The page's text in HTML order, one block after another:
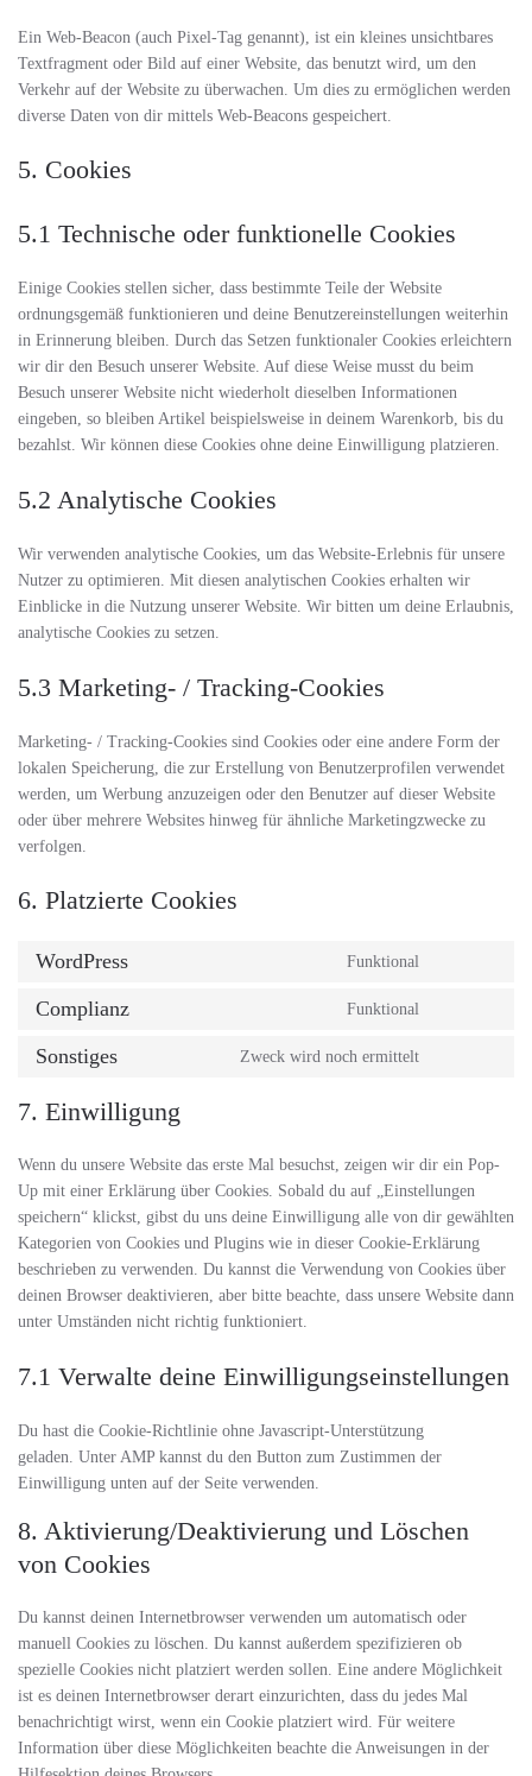
Ein Web-Beacon (auch Pixel-Tag genannt), ist ein kleines unsichtbares
Textfragment oder Bild auf einer Website, das benutzt wird, um den
Verkehr auf der Website zu überwachen. Um dies zu ermöglichen werden
diverse Daten von dir mittels Web-Beacons gespeichert.
5. Cookies
5.1 Technische oder funktionelle Cookies
Einige Cookies stellen sicher, dass bestimmte Teile der Website
ordnungsgemäß funktionieren und deine Benutzereinstellungen weiterhin
in Erinnerung bleiben. Durch das Setzen funktionaler Cookies erleichtern
wir dir den Besuch unserer Website. Auf diese Weise musst du beim
Besuch unserer Website nicht wiederholt dieselben Informationen
eingeben, so bleiben Artikel beispielsweise in deinem Warenkorb, bis du
bezahlst. Wir können diese Cookies ohne deine Einwilligung platzieren.
5.2 Analytische Cookies
Wir verwenden analytische Cookies, um das Website-Erlebnis für unsere
Nutzer zu optimieren. Mit diesen analytischen Cookies erhalten wir
Einblicke in die Nutzung unserer Website. Wir bitten um deine Erlaubnis,
analytische Cookies zu setzen.
5.3 Marketing- / Tracking-Cookies
Marketing- / Tracking-Cookies sind Cookies oder eine andere Form der
lokalen Speicherung, die zur Erstellung von Benutzerprofilen verwendet
werden, um Werbung anzuzeigen oder den Benutzer auf dieser Website
oder über mehrere Websites hinweg für ähnliche Marketingzwecke zu
verfolgen.
6. Platzierte Cookies
WordPress Funktional
Complianz Funktional
Sonstiges Zweck wird noch ermittelt
7. Einwilligung
Wenn du unsere Website das erste Mal besuchst, zeigen wir dir ein Pop-
Up mit einer Erklärung über Cookies. Sobald du auf „Einstellungen
speichern“ klickst, gibst du uns deine Einwilligung alle von dir gewählten
Kategorien von Cookies und Plugins wie in dieser Cookie-Erklärung
beschrieben zu verwenden. Du kannst die Verwendung von Cookies über
deinen Browser deaktivieren, aber bitte beachte, dass unsere Website dann
unter Umständen nicht richtig funktioniert.
7.1 Verwalte deine Einwilligungseinstellungen
Du hast die Cookie-Richtlinie ohne Javascript-Unterstützung
geladen. Unter AMP kannst du den Button zum Zustimmen der
Einwilligung unten auf der Seite verwenden.
8. Aktivierung/Deaktivierung und Löschen
von Cookies
Du kannst deinen Internetbrowser verwenden um automatisch oder
manuell Cookies zu löschen. Du kannst außerdem spezifizieren ob
spezielle Cookies nicht platziert werden sollen. Eine andere Möglichkeit
ist es deinen Internetbrowser derart einzurichten, dass du jedes Mal
benachrichtigt wirst, wenn ein Cookie platziert wird. Für weitere
Information über diese Möglichkeiten beachte die Anweisungen in der